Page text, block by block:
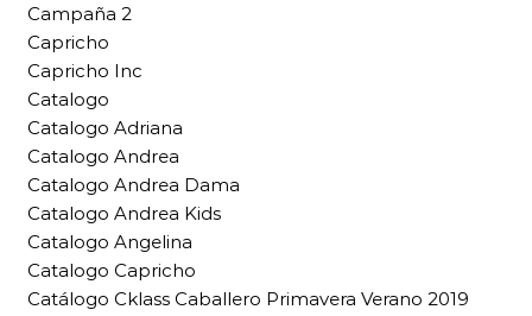
Campaña 2
Capricho
Capricho Inc
Catalogo
Catalogo Adriana
Catalogo Andrea
Catalogo Andrea Dama
Catalogo Andrea Kids
Catalogo Angelina
Catalogo Capricho
Catálogo Cklass Caballero Primavera Verano 2019